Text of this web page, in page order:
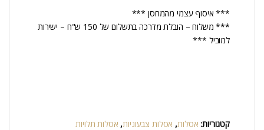
*** איסוף עצמי מהמחסן ***
*** משלוח – הובלת מדרכה בתשלום של 150 ש"ח – ישירות
למוביל ***
קטגוריות: אסלות, אסלות צבעוניות, אסלות תלויות